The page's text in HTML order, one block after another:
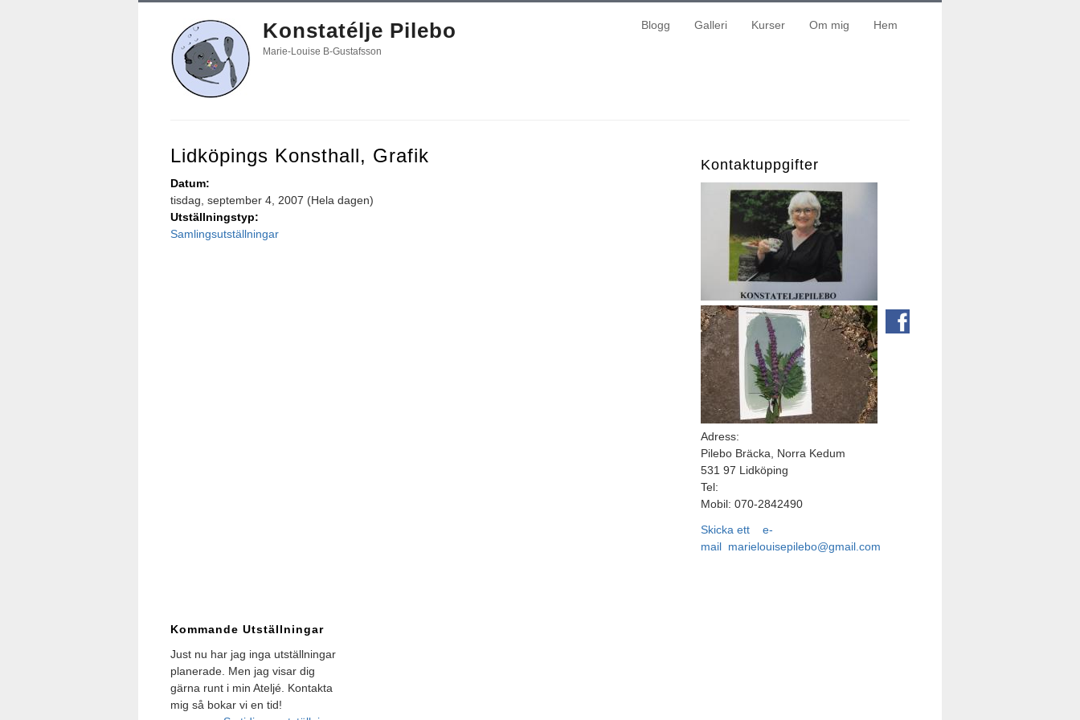
Konstatélje Pilebo
Marie-Louise B-Gustafsson
Blogg Galleri Kurser Om mig Hem
Lidköpings Konsthall, Grafik
Datum:
tisdag, september 4, 2007 (Hela dagen)
Utställningstyp:
Samlingsutställningar
Kontaktuppgifter
Adress:
Pilebo Bräcka, Norra Kedum
531 97 Lidköping
Tel:
Mobil: 070-2842490
Skicka ett e-
mail marielouisepilebo@gmail.com
Kommande Utställningar
Just nu har jag inga utställningar
planerade. Men jag visar dig
gärna runt i min Ateljé. Kontakta
mig så bokar vi en tid!